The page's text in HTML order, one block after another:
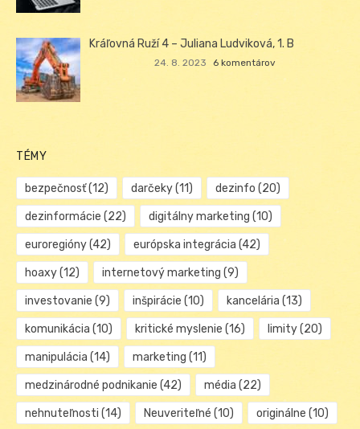
Kráľovná Ruží 4 – Juliana Ludviková, 1. B
24. 8. 2023 6 komentárov
TÉMY
bezpečnosť(12) darčeky(11) dezinfo (20)
dezinformácie (22) digitálny marketing (10)
euroregióny(42) európska integrácia (42)
hoaxy(12) internetový marketing (9)
investovanie (9) inšpirácie (10) kancelária (13)
komunikácia (10) kritické myslenie (16) limity(20)
manipulácia (14) marketing (11)
medzinárodné podnikanie (42) média (22)
nehnuteľnosti (14) Neuveriteľné (10) originálne (10)